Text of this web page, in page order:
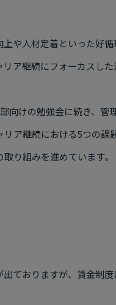
や人材定着といった好循
ア継続にフォーカスした
向けの勉強会に続き、管
ア継続における5つの課
り組みを進めています。
ておりますが、賃金制度